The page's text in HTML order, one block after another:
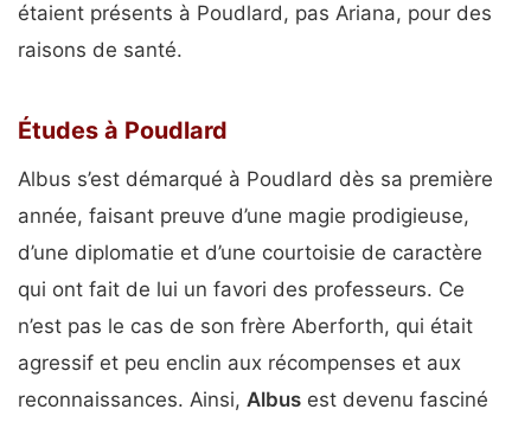
étaient présents à Poudlard, pas Ariana, pour des
raisons de santé.
Études à Poudlard
Albus s’est démarqué à Poudlard dès sa première
année, faisant preuve d’une magie prodigieuse,
d’une diplomatie et d’une courtoisie de caractère
qui ont fait de lui un favori des professeurs. Ce
n’est pas le cas de son frère Aberforth, qui était
agressif et peu enclin aux récompenses et aux
reconnaissances. Ainsi, Albus est devenu fasciné